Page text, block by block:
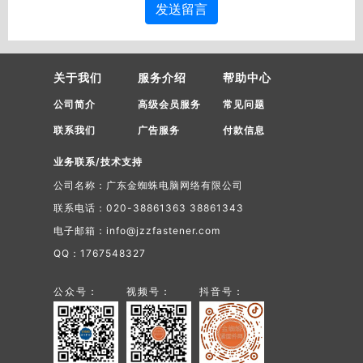
发送留言
关于我们
公司简介
联系我们
服务介绍
高级会员服务
广告服务
帮助中心
常见问题
付款信息
业务联系/技术支持
公司名称：广东金蜘蛛电脑网络有限公司
联系电话：020-38861363 38861343
电子邮箱：info@jzzfastener.com
QQ：1767548327
公众号： 视频号： 抖音号：